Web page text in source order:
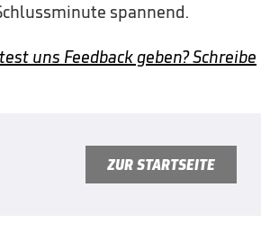
spannend.
uns Feedback geben? Schreibe
ZUR STARTSEITE